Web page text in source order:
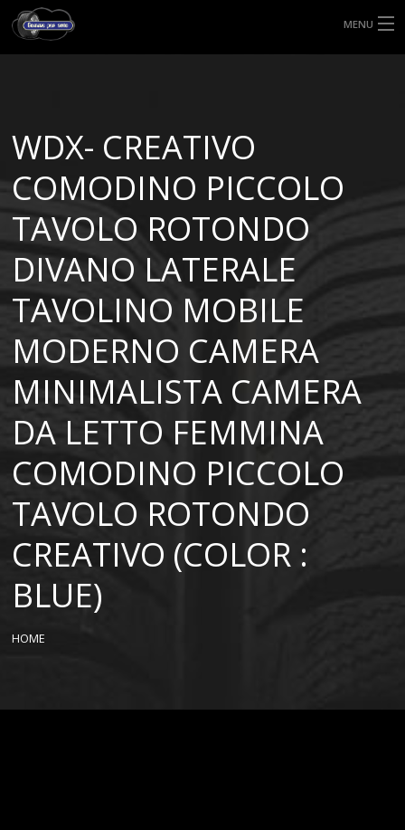
MENU
MISURE GOMME
BLOG
SHOP
WDX- CREATIVO
COMODINO PICCOLO
TAVOLO ROTONDO
DIVANO LATERALE
TAVOLINO MOBILE
MODERNO CAMERA
MINIMALISTA CAMERA
DA LETTO FEMMINA
COMODINO PICCOLO
TAVOLO ROTONDO
CREATIVO (COLOR :
BLUE)
HOME